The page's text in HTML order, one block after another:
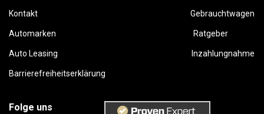
Kontakt Gebrauchtwagen
Automarken Ratgeber
Auto Leasing Inzahlungnahme
Barrierefreiheitserklärung
Folge uns